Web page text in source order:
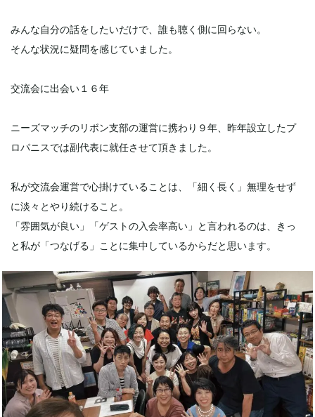
みんな自分の話をしたいだけで、誰も聴く側に回らない。
そんな状況に疑問を感じていました。
交流会に出会い１６年
ニーズマッチのリボン支部の運営に携わり９年、昨年設立したプ
ロパニスでは副代表に就任させて頂きました。
私が交流会運営で心掛けていることは、「細く長く」無理をせず
に淡々とやり続けること。
「雰囲気が良い」「ゲストの入会率高い」と言われるのは、きっ
と私が「つなげる」ことに集中しているからだと思います。